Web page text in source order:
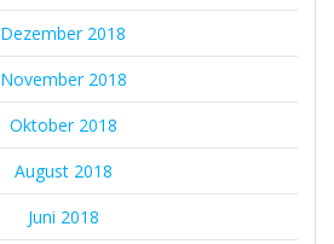
Dezember 2018
November 2018
Oktober 2018
August 2018
Juni 2018